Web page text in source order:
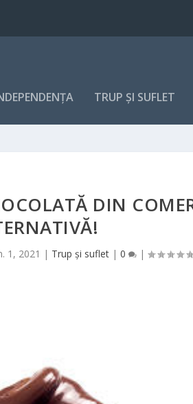
TRUP ȘI SUFLET
DIN
1, 2021 | Trup și suflet | 0 |